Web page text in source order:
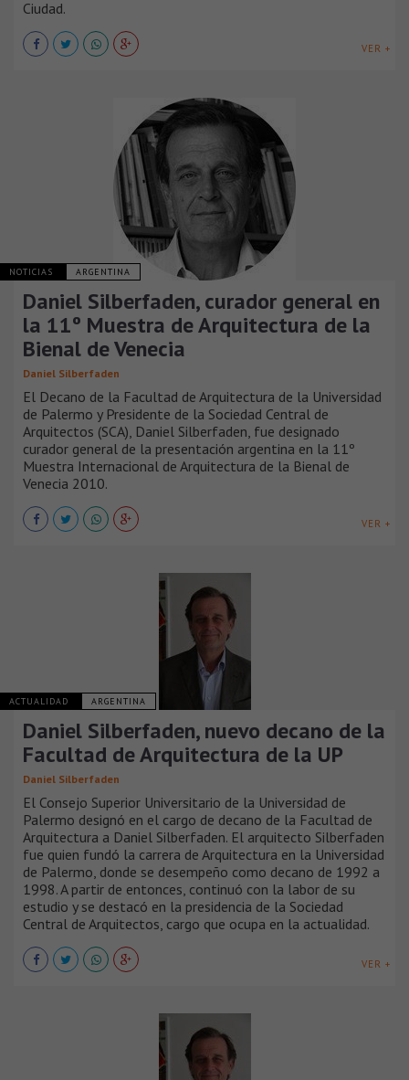
Ciudad.
VER +
NOTICIAS ARGENTINA
Daniel Silberfaden, curador general en
la 11º Muestra de Arquitectura de la
Bienal de Venecia
Daniel Silberfaden
El Decano de la Facultad de Arquitectura de la Universidad
de Palermo y Presidente de la Sociedad Central de
Arquitectos (SCA), Daniel Silberfaden, fue designado
curador general de la presentación argentina en la 11º
Muestra Internacional de Arquitectura de la Bienal de
Venecia 2010.
VER +
ACTUALIDAD ARGENTINA
Daniel Silberfaden, nuevo decano de la
Facultad de Arquitectura de la UP
Daniel Silberfaden
El Consejo Superior Universitario de la Universidad de
Palermo designó en el cargo de decano de la Facultad de
Arquitectura a Daniel Silberfaden. El arquitecto Silberfaden
fue quien fundó la carrera de Arquitectura en la Universidad
de Palermo, donde se desempeño como decano de 1992 a
1998. A partir de entonces, continuó con la labor de su
estudio y se destacó en la presidencia de la Sociedad
Central de Arquitectos, cargo que ocupa en la actualidad.
VER +